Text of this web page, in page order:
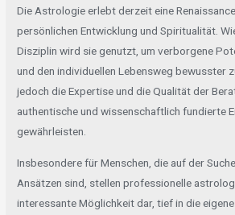
Die Astrologie erlebt derzeit eine
persönlichen Entwicklung und Spiritualität.
Disziplin wird sie genutzt, um verborgene
und den individuellen Lebensweg bewusster
jedoch die Expertise und die Qualität der
authentische und wissenschaftlich fundierte
gewährleisten.
Insbesondere für Menschen, die auf der
Ansätzen sind, stellen professionelle
interessante Möglichkeit dar, tief in die